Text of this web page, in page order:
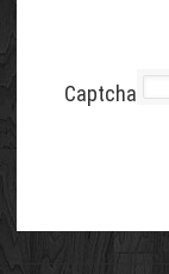
Captcha